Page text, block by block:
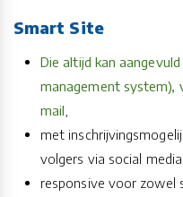
Smart Site
Die altijd kan
management system),
mail
met
volgers via social media
responsive voor